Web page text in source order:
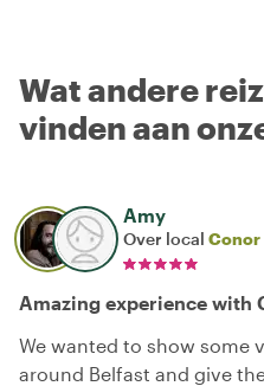
Wat andere
vinden aan
Amy
Over local Conor
Amazing experience with
We wanted to show some
around Belfast and give